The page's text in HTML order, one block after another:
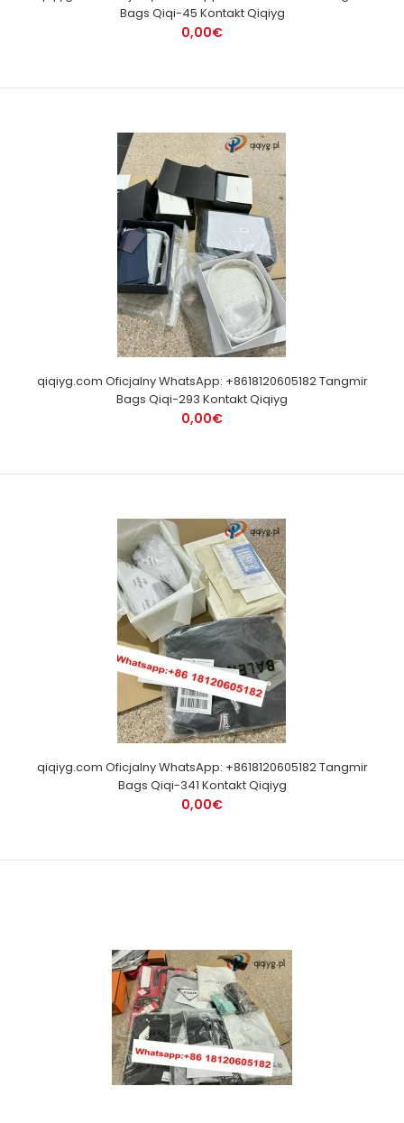
Bags Qiqi-45 Kontakt Qiqiyg
0,00€
qiqiyg.com Oficjalny WhatsApp: +8618120605182 Tangmir
Bags Qiqi-293 Kontakt Qiqiyg
0,00€
qiqiyg.com Oficjalny WhatsApp: +8618120605182 Tangmir
Bags Qiqi-341 Kontakt Qiqiyg
0,00€